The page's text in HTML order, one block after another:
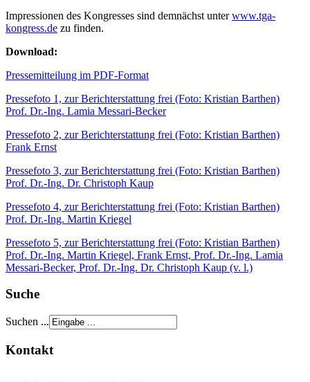
Impressionen des Kongresses sind demnächst unterwww.tga-
kongress.de zu finden.
Download:
Pressemitteilung im PDF-Format
Pressefoto 1, zur Berichterstattung frei (Foto: Kristian Barthen)
Prof. Dr.-Ing. Lamia Messari-Becker
Pressefoto 2, zur Berichterstattung frei (Foto: Kristian Barthen)
Frank Ernst
Pressefoto 3, zur Berichterstattung frei (Foto: Kristian Barthen)
Prof. Dr.-Ing. Dr. Christoph Kaup
Pressefoto 4, zur Berichterstattung frei (Foto: Kristian Barthen)
Prof. Dr.-Ing. Martin Kriegel
Pressefoto 5, zur Berichterstattung frei (Foto: Kristian Barthen)
Prof. Dr.-Ing. Martin Kriegel, Frank Ernst, Prof. Dr.-Ing. Lamia
Messari-Becker, Prof. Dr.-Ing. Dr. Christoph Kaup (v. l.)
Suche
Suchen ...
Kontakt